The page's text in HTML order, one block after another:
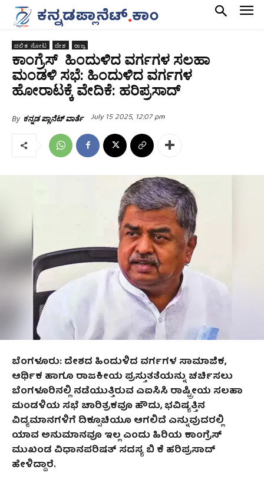
ದಲಿತ ನೋಟ ದೇಶ ರಾಜ್ಯ
ಕಾಂಗ್ರೆಸ್‌ ಹಿಂದುಳಿದ ವರ್ಗಗಳ ಸಲಹಾ
ಮಂಡಳಿ ಸಭೆ: ಹಿಂದುಳಿದ ವರ್ಗಗಳ
ಹೋರಾಟಕ್ಕೆ ವೇದಿಕೆ: ಹರಿಪ್ರಸಾದ್
By ಕನ್ನಡ ಪ್ಲಾನೆಟ್ ವಾರ್ತೆ July 15 2025, 12:07 pm
ಬೆಂಗಳೂರು: ದೇಶದ ಹಿಂದುಳಿದ ವರ್ಗಗಳ ಸಾಮಾಜಿಕ,
ಆರ್ಥಿಕ ಹಾಗೂ ರಾಜಕೀಯ ಪ್ರಸ್ತುತತೆಯನ್ನು ಚರ್ಚಿಸಲು
ಬೆಂಗಳೂರಿನಲ್ಲಿ ನಡೆಯುತ್ತಿರುವ ಎಐಸಿಸಿ ರಾಷ್ಟ್ರೀಯ ಸಲಹಾ
ಮಂಡಳಿಯ ಸಭೆ ಚಾರಿತ್ರಕವೂ ಹೌದು, ಭವಿಷ್ಯತ್ತಿನ
ವಿದ್ಯಮಾನಗಳಿಗೆ ದಿಕ್ಸೂಚಿಯೂ ಆಗಲಿದೆ ಎನ್ನುವುದರಲ್ಲಿ
ಯಾವ ಅನುಮಾನವೂ ಇಲ್ಲ ಎಂದು ಹಿರಿಯ ಕಾಂಗ್ರೆಸ್‌
ಮುಖಂಡ ವಿಧಾನಪರಿಷತ್‌ ಸದಸ್ಯ ಬಿ ಕೆ ಹರಿಪ್ರಸಾದ್‌
ಹೇಳಿದ್ದಾರೆ.